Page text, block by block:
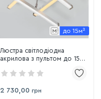
Люстра світлодіодна
акрилова з пультом до 15
2 730,00 грн